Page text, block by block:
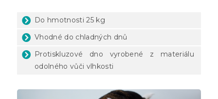
Do hmotnosti 25 kg
Vhodné do chladných dnů
Protiskluzové dno vyrobené z materiálu
odolného vůči vlhkosti